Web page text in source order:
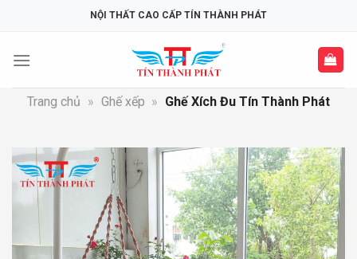
NỘI THẤT CAO CẤP TÍN THÀNH PHÁT
Trang chủ » Ghế xếp » Ghế Xích Đu Tín Thành Phát